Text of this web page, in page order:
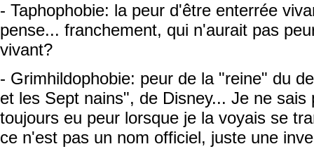
- Taphophobie: la peur d'être enterrée
pense... franchement, qui n'aurait pas
vivant?
- Grimhildophobie: peur de la "reine" du
et les Sept nains", de Disney... Je ne sais
toujours eu peur lorsque je la voyais se
ce n'est pas un nom officiel, juste une